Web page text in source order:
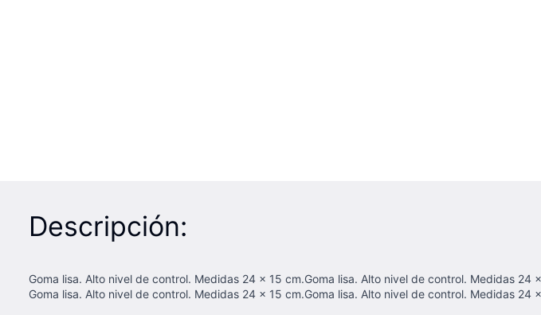
Descripción:
Goma lisa. Alto nivel de control. Medidas 24 x 15 cm.Goma lisa. Alto nivel de control. Medidas 24
Goma lisa. Alto nivel de control. Medidas 24 x 15 cm.Goma lisa. Alto nivel de control. Medidas 24